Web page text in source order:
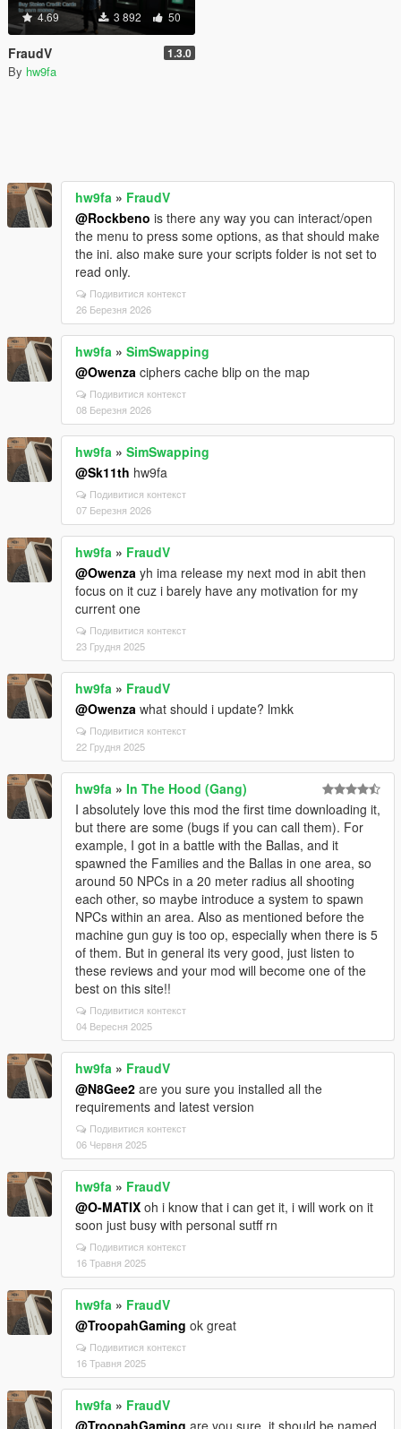
4.69 3 892 50
FraudV 1.3.0
By hw9fa
hw9fa » FraudV
@Rockbeno is there any way you can interact/open
the menu to press some options, as that should make
the ini. also make sure your scripts folder is not set to
read only.
Подивитися контекст
26 Березня 2026
hw9fa » SimSwapping
@Owenza ciphers cache blip on the map
Подивитися контекст
08 Березня 2026
hw9fa » SimSwapping
@Sk11th hw9fa
Подивитися контекст
07 Березня 2026
hw9fa » FraudV
@Owenza yh ima release my next mod in abit then
focus on it cuz i barely have any motivation for my
current one
Подивитися контекст
23 Грудня 2025
hw9fa » FraudV
@Owenza what should i update? lmkk
Подивитися контекст
22 Грудня 2025
hw9fa » In The Hood (Gang)
I absolutely love this mod the first time downloading it,
but there are some (bugs if you can call them). For
example, I got in a battle with the Ballas, and it
spawned the Families and the Ballas in one area, so
around 50 NPCs in a 20 meter radius all shooting
each other, so maybe introduce a system to spawn
NPCs within an area. Also as mentioned before the
machine gun guy is too op, especially when there is 5
of them. But in general its very good, just listen to
these reviews and your mod will become one of the
best on this site!!
Подивитися контекст
04 Вересня 2025
hw9fa » FraudV
@N8Gee2 are you sure you installed all the
requirements and latest version
Подивитися контекст
06 Червня 2025
hw9fa » FraudV
@O-MATIX oh i know that i can get it, i will work on it
soon just busy with personal sutff rn
Подивитися контекст
16 Травня 2025
hw9fa » FraudV
@TroopahGaming ok great
Подивитися контекст
16 Травня 2025
hw9fa » FraudV
@TroopahGaming are you sure, it should be named